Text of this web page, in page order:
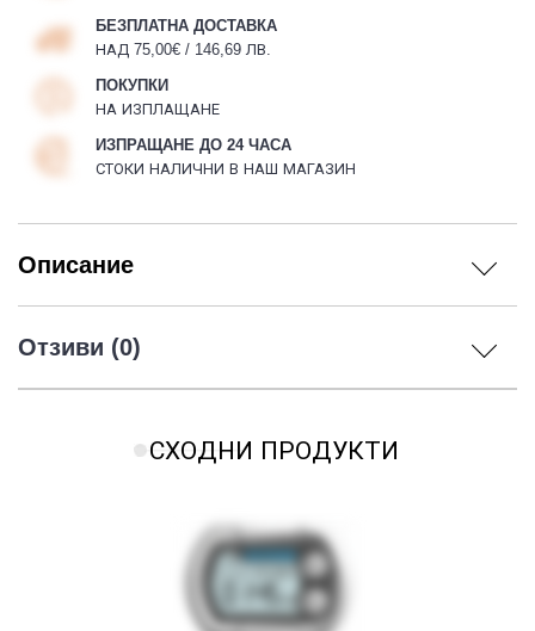
БЕЗПЛАТНА ДОСТАВКА
НАД 75,00€ / 146,69 ЛВ.
ПОКУПКИ
НА ИЗПЛАЩАНЕ
ИЗПРАЩАНЕ ДО 24 ЧАСА
СТОКИ НАЛИЧНИ В НАШ МАГАЗИН
Описание
Отзиви (0)
СХОДНИ ПРОДУКТИ